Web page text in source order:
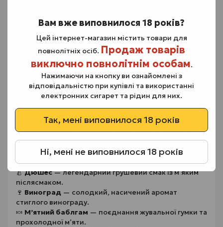
Вам вже виповнилося 18 років?
Цей інтернет-магазин містить товари для
повнолітніх осіб. Продаж товарів
виключно повнолітнім особам.
Нажимаючи на кнопку ви ознайомлені з
відповідальністю при купівлі та використанні
електронних сигарет та рідин для них.
Так, мені виповнилося 18 років
Ні, мені не виповнилося 18 років
Вишня— насичена, солодкувата ягода з легкою
кислинкою.
Три яблука— мікс різних сортів яблук із
гармонійним балансом солодкості та свіжості.
Персик— м’який, оксамитовий смак стиглого
персика.
Ягоди— ароматний букет лісових і садових ягід.
Мʼята — крижана прохолода для любителів
свіжих відтінків.
🫐
ягоди з природною кислинкою.
🍇Лісові ягоди— яскравий ягідний мікс із легким
холодком.
Кактус— екзотичний аромат із характерною
освіжаючою нотою.
🍐Дюшес— легендарний грушевий смак із м’яким
післясмаком.
🍷 Виноград — солодкий, насичений аромат
стиглого винограду.
🍬 Мʼятний баблгам — поєднання жувальної гумки та
прохолодної м’яти.